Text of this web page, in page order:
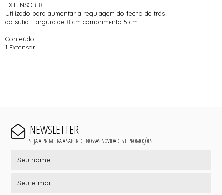
EXTENSOR 8
Utilizado para aumentar a regulagem do fecho de trás
do sutiã. Largura de 8 cm comprimento 5 cm.
Conteúdo:
1 Extensor.
NEWSLETTER
SEJA A PRIMEIRA A SABER DE NOSSAS NOVIDADES E PROMOÇÕES!